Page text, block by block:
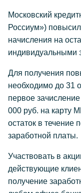
Московский
Россиум»)
начисления на
индивидуальными
Для получения
необходимо до 31
первое
000 руб. на карту
остаток в течение
заработной платы.
Участвовать в
действующие
получение